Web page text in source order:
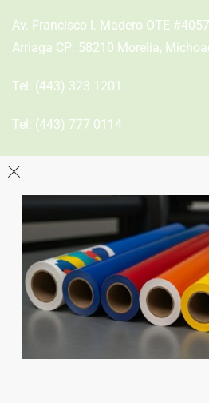
Av. Francisco I. Madero OTE
Arriaga CP: 58210 Morelia,
Tel: (443) 323 1201
Tel: (443) 777 0114
León
Sucursal
Av del Astillero 129 Centro
Guanajuato
Tel:(477) 776 8994